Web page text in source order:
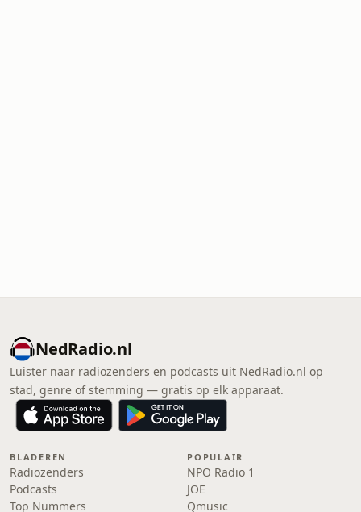
NedRadio.nl
Luister naar radiozenders en podcasts uit NedRadio.nl op
stad, genre of stemming — gratis op elk apparaat.
BLADEREN
Radiozenders
Podcasts
Top Nummers
POPULAIR
NPO Radio 1
JOE
Qmusic